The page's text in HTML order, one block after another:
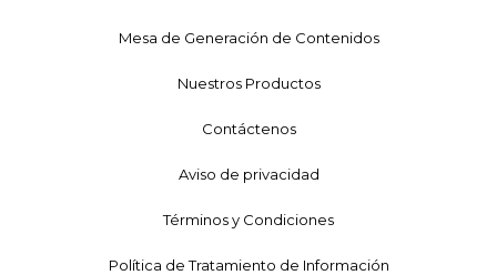
Mesa de Generación de Contenidos
Nuestros Productos
Contáctenos
Aviso de privacidad
Términos y Condiciones
Política de Tratamiento de Información